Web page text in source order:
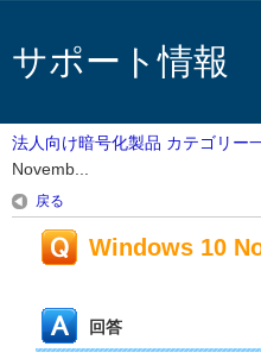
サポート情報
法人向け暗号化製品 カテゴリー
Novemb...
戻る
Windows 10
回答